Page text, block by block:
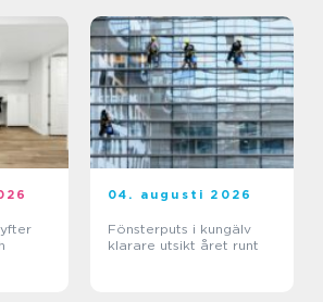
04. augusti 2026
Fönsterputs i kungälv
klarare utsikt året runt